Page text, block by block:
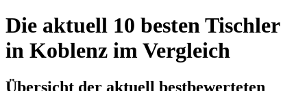
Die aktuell 10 besten Tischler
in Koblenz im Vergleich
Übersicht der aktuell bestbewerteten